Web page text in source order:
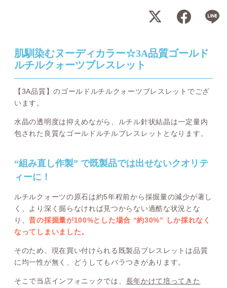
肌馴染むヌーディカラー☆3A品質ゴールド
ルチルクォーツブレスレット
【3A品質】のゴールドルチルクォーツブレスレットでござ
います。
水晶の透明度は抑えめながら、ルチル針状結晶は一定量内
包された良質なゴールドルチルブレスレットとなります。
“組み直し作製” で既製品では出せないクオリテ
ィーに！
ルチルクォーツの原石は約5年程前から採掘量の減少が著し
く、より深く掘らなければ見つからない過酷な状況とな
り、昔の採掘量が100%とした場合 “約30%” しか採れなく
なってしまいました。
そのため、現在買い付けられる既製品ブレスレットは品質
に均一性が無く、どうしてもバラつきがあります。
そこで当店インフォニックでは、 長年かけて培ってきた